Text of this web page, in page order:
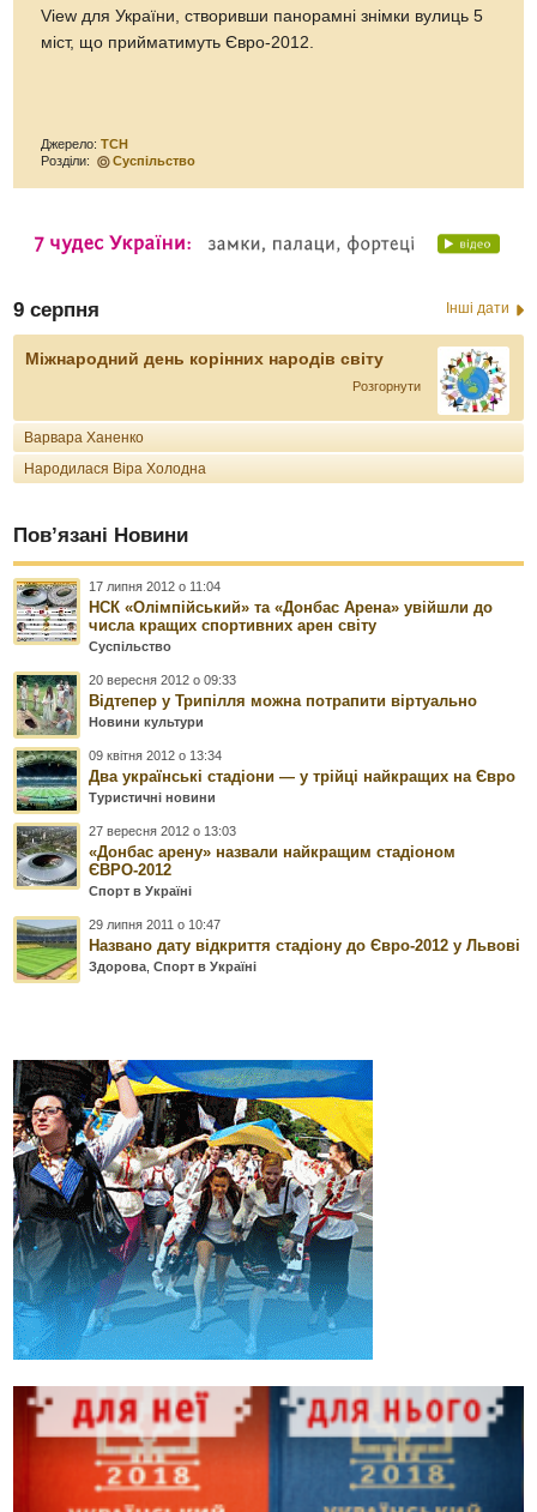
View для України, створивши панорамні знімки вулиць 5
міст, що прийматимуть Євро-2012.
Джерело:ТСН
Розділи:
Суспільство
9 серпня Інші дати
Міжнародний день корінних народів світу
Розгорнути
Варвара Ханенко
Народилася Віра Холодна
Пов’язані Новини
17 липня 2012 о 11:04
НСК «Олімпійський» та «Донбас Арена» увійшли до
числа кращих спортивних арен світу
Суспільство
20 вересня 2012 о 09:33
Відтепер у Трипілля можна потрапити віртуально
Новини культури
09 квітня 2012 о 13:34
Два українські стадіони — у трійці найкращих на Євро
Туристичні новини
27 вересня 2012 о 13:03
«Донбас арену» назвали найкращим стадіоном
ЄВРО-2012
Спорт в Україні
29 липня 2011 о 10:47
Названо дату відкриття стадіону до Євро-2012 у Львові
Здорова ,Спорт в Україні